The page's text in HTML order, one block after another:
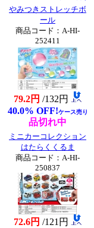
やみつきストレッチボ
ール
商品コード：A-HI-
252411
79.2円 /132円
40.0% OFF!ケース売り
品切れ中
ミニカーコレクション
はたらくくるま
商品コード：A-HI-
250837
72.6円 /121円